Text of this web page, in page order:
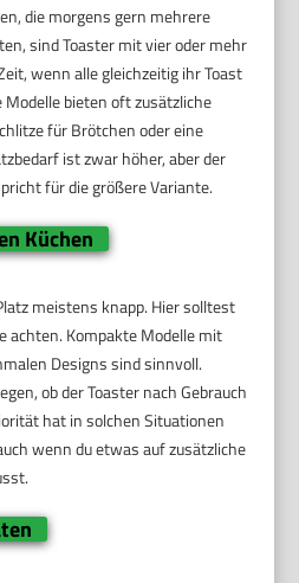
die morgens gern mehrere
sind Toaster mit vier oder mehr
wenn alle gleichzeitig ihr Toast
bieten oft zusätzliche
für Brötchen oder eine
ist zwar höher, aber der
für die größere Variante.
Küchen
meistens knapp. Hier solltest
achten. Kompakte Modelle mit
Designs sind sinnvoll.
ob der Toaster nach Gebrauch
hat in solchen Situationen
wenn du etwas auf zusätzliche